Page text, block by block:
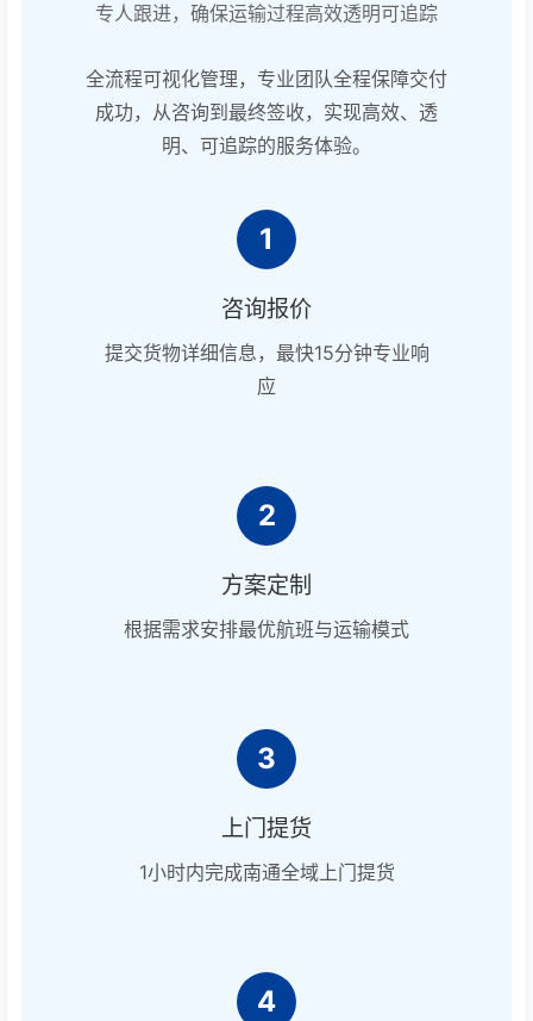
专人跟进，确保运输过程高效透明可追踪
全流程可视化管理，专业团队全程保障交付
成功，从咨询到最终签收，实现高效、透
明、可追踪的服务体验。
1
咨询报价
提交货物详细信息，最快15分钟专业响
应
2
方案定制
根据需求安排最优航班与运输模式
3
上门提货
1小时内完成南通全域上门提货
4